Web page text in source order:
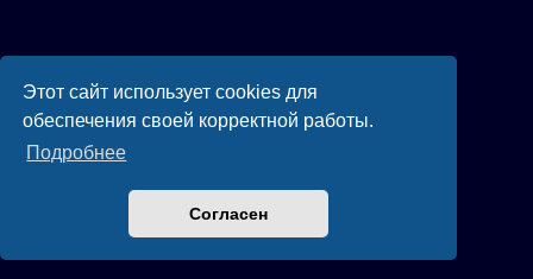
Этот сайт использует cookies для
обеспечения своей корректной работы.
Подробнее
Согласен